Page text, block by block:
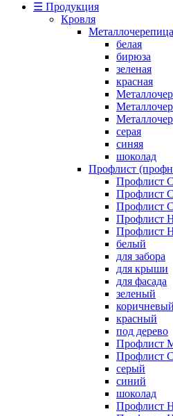
☰ Продукция
Кровля
Металлочерепица
белая
бирюза
зеленая
красная
серая
синяя
шоколад
Профлист
Профлист
Профлист
Профлист
Профлист
Профлист
белый
для забора
для крыши
для фасада
зеленый
коричневый
красный
под дерево
Профлист
Профлист
серый
синий
шоколад
Профлист